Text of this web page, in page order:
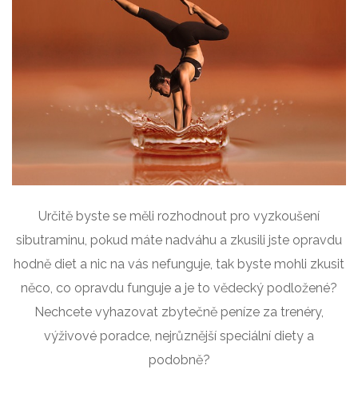
Určitě byste se měli rozhodnout pro vyzkoušení
sibutraminu, pokud máte nadváhu a zkusili jste opravdu
hodně diet a nic na vás nefunguje, tak byste mohli zkusit
něco, co opravdu funguje a je to vědecký podložené?
Nechcete vyhazovat zbytečně peníze za trenéry,
výživové poradce, nejrůznější speciální diety a
podobně?